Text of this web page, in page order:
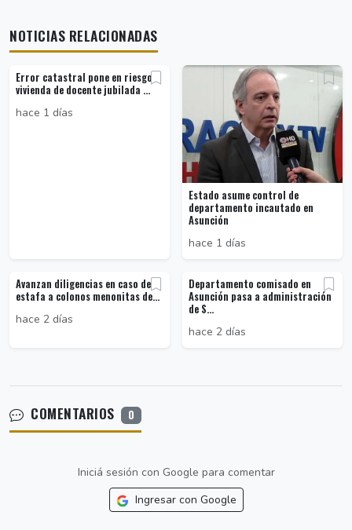
NOTICIAS RELACIONADAS
Error catastral pone en riesgo
vivienda de docente jubilada ...
hace 1 días
Estado asume control de
departamento incautado en
Asunción
hace 1 días
Avanzan diligencias en caso de
estafa a colonos menonitas de...
hace 2 días
Departamento comisado en
Asunción pasa a administración
de S...
hace 2 días
COMENTARIOS 0
Iniciá sesión con Google para comentar
Ingresar con Google